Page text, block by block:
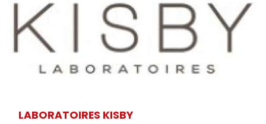
LABORATOIRES KISBY